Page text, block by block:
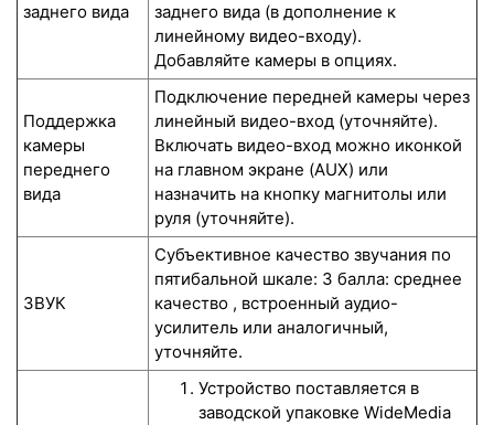
заднего вида
заднего вида (в дополнение к
линейному видео-входу).
Добавляйте камеры в опциях.
Поддержка
камеры
переднего
вида
Подключение передней камеры через
линейный видео-вход (уточняйте).
Включать видео-вход можно иконкой
на главном экране (AUX) или
назначить на кнопку магнитолы или
руля (уточняйте).
ЗВУК
Субъективное качество звучания по
пятибальной шкале: 3 балла: среднее
качество , встроенный аудио-
усилитель или аналогичный,
уточняйте.
Устройство поставляется в
заводской упаковке WideMedia